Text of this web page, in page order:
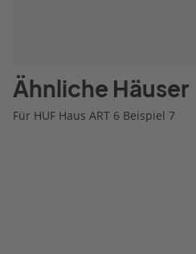
Ähnliche Häuser
Für HUF Haus ART 6 Beispiel 7